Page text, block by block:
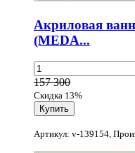
Акриловая
(MEDA...
157 300
Скидка 13%
Артикул: v-139154,